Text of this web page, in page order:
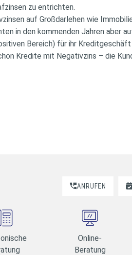
zu entrichten.
auf Großdarlehen wie
in den kommenden Jahren aber
Bereich) für ihr
Kredite mit Negativzins – die
ANRUFEN
Online-
Beratung